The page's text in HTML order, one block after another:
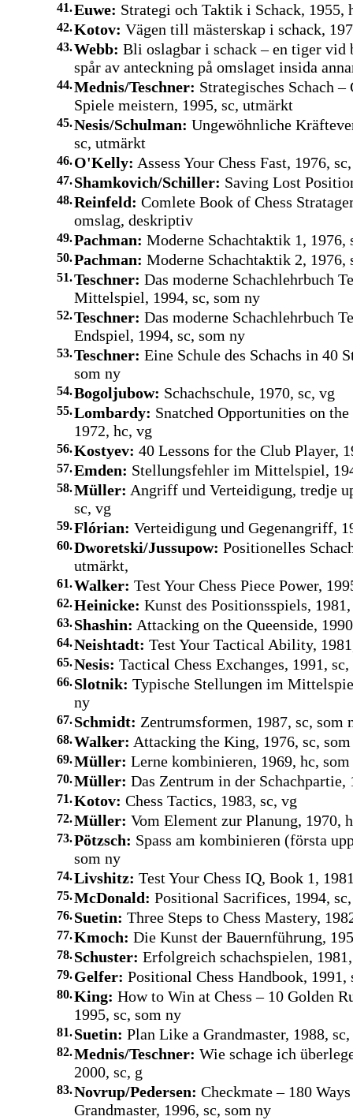
41.Euwe: Strategi och Taktik i Schack, 1955,
42.Kotov: Vägen till mästerskap i schack,
43.Webb: Bli oslagbar i schack – en tiger vid
spår av anteckning på omslaget insida
44.Mednis/Teschner: Strategisches Schach –
Spiele meistern, 1995, sc, utmärkt
45.Nesis/Schulman: Ungewöhnliche
sc, utmärkt
46.O'Kelly: Assess Your Chess Fast, 1976,
47.Shamkovich/Schiller: Saving Lost
48.Reinfeld: Comlete Book of Chess
omslag, deskriptiv
49.Pachman: Moderne Schachtaktik 1, 1976,
50.Pachman: Moderne Schachtaktik 2, 1976,
51.Teschner: Das moderne Schachlehrbuch
Mittelspiel, 1994, sc, som ny
52.Teschner: Das moderne Schachlehrbuch
Endspiel, 1994, sc, som ny
53.Teschner: Eine Schule des Schachs in 40
som ny
54.Bogoljubow: Schachschule, 1970, sc, vg
55.Lombardy: Snatched Opportunities on the
1972, hc, vg
56.Kostyev: 40 Lessons for the Club Player,
57.Emden: Stellungsfehler im Mittelspiel,
58.Müller: Angriff und Verteidigung, tredje
sc, vg
59.Flórian: Verteidigung und Gegenangriff,
60.Dworetski/Jussupow: Positionelles
utmärkt,
61.Walker: Test Your Chess Piece Power,
62.Heinicke: Kunst des Positionsspiels,
63.Shashin: Attacking on the Queenside,
64.Neishtadt: Test Your Tactical Ability,
65.Nesis: Tactical Chess Exchanges, 1991,
66.Slotnik: Typische Stellungen im
ny
67.Schmidt: Zentrumsformen, 1987, sc, som
68.Walker: Attacking the King, 1976, sc,
69.Müller: Lerne kombinieren, 1969, hc,
70.Müller: Das Zentrum in der Schachpartie,
71.Kotov: Chess Tactics, 1983, sc, vg
72.Müller: Vom Element zur Planung, 1970,
73.Pötzsch: Spass am kombinieren (första
som ny
74.Livshitz: Test Your Chess IQ, Book 1,
75.McDonald: Positional Sacrifices, 1994,
76.Suetin: Three Steps to Chess Mastery,
77.Kmoch: Die Kunst der Bauernführung,
78.Schuster: Erfolgreich schachspielen,
79.Gelfer: Positional Chess Handbook, 1991,
80.King: How to Win at Chess – 10 Golden
1995, sc, som ny
81.Suetin: Plan Like a Grandmaster, 1988, sc,
82.Mednis/Teschner: Wie schage ich
2000, sc, g
83.Novrup/Pedersen: Checkmate – 180
Grandmaster, 1996, sc, som ny